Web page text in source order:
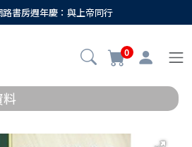
路書房週年慶：與上帝同行
0
料